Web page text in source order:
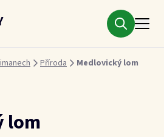
Příroda Medlovický lom
lom